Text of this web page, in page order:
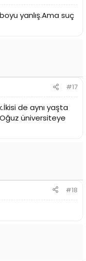
yanlış.Ama suç
#17
de aynı yaşta
üniversiteye
#18